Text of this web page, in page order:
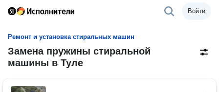
Войти
Ремонт и установка стиральных машин
Замена пружины стиральной
машины в Туле